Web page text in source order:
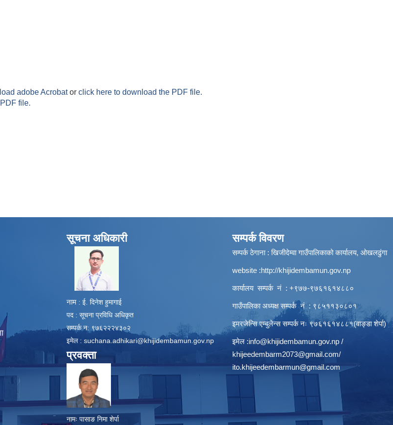
adobe Acrobator click here to download the PDF file.
file.
सूचना अधिकारी
नाम : ई. दिनेश हुमागाई
पद : सूचना प्रविधि अधिकृत
सम्पर्क न: ९७६२२२४३०२
इमेल : suchana.adhikari@khijidembamun.gov.np
प्रवक्ता
नामः पासाङ निमा शेर्पा
सम्पर्क विवरण
सम्पर्क ठेगाना : खिजीदेम्वा गाउँपालिकाको कार्यालय, ओखलढुंगा
website :http://khijidembamun.gov.np
कार्यालय सम्पर्क नं : +९७७-९७६१६१४८८०
गाउँपालिका अध्यक्ष सम्पर्क नं : ९८५११३०८०१
इमरजेन्सि एम्बुलेन्स सम्पर्क न‌ः ९७६१६१४८८१(वाङ्डा शेर्पा)
इमेल :info@khijidembamun.gov.np /
khijeedembarm2073@gmail.com/
ito.khijeedembarmun@gmail.com